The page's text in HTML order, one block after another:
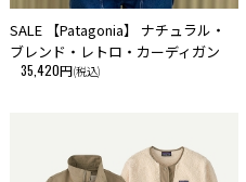
SALE 【Patagonia】 ナチュラル・
ブレンド・レトロ・カーディガン
35,420円(税込)